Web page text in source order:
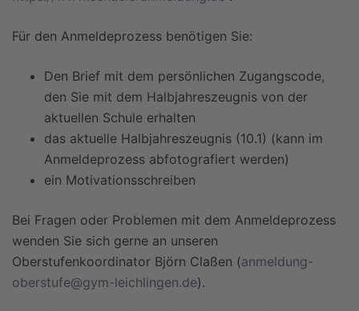
Für den Anmeldeprozess benötigen Sie:
Den Brief mit dem persönlichen Zugangscode,
den Sie mit dem Halbjahreszeugnis von der
aktuellen Schule erhalten
das aktuelle Halbjahreszeugnis (10.1) (kann im
Anmeldeprozess abfotografiert werden)
ein Motivationsschreiben
Bei Fragen oder Problemen mit dem Anmeldeprozess
wenden Sie sich gerne an unseren
Oberstufenkoordinator Björn Claßen (anmeldung-
oberstufe@gym-leichlingen.de).